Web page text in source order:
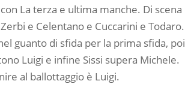
La terza e ultima manche. Di scena
e Celentano e Cuccarini e Todaro.
guanto di sfida per la prima sfida, poi
Luigi e infine Sissi supera Michele.
al ballottaggio è Luigi.